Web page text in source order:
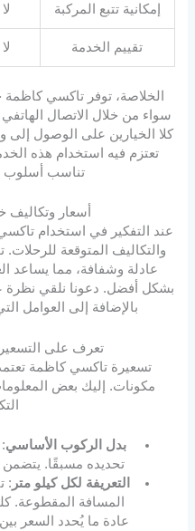
إمكانية تتبع المركبة لا
تقييم الخدمة لا
الخلاصة، توفر تاكسي
سواء من خلال الاتصال
كلا الخيارين على الوصول
تعتزم فيه استخدام هذه
تناسب أسلوب
أسعار
عند التفكير في استخدام
والتكاليف المتوقعة
عادلة وشفافة، مما يساعد
بشكل أفضل. دعونا نلقي نظرة
بالإضافة إلى العوامل
تعرف على
تسعيرة تاكسي كاظمة
مكونات. إليك بعض
بدل الركوب الأساسي
تحديده مسبقًا. يتضمن
التعريفة لكل كيلو متر :
المسافة المقطوعة.
عادة ما يُحدد السعر بين 0.5 د.ك إلى 1 د.ك لكل كيلو متر.